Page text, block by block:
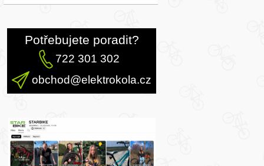
Potřebujete poradit?
722 301 302
obchod@elektrokola.cz